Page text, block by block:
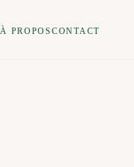
À PROPOS CONTACT